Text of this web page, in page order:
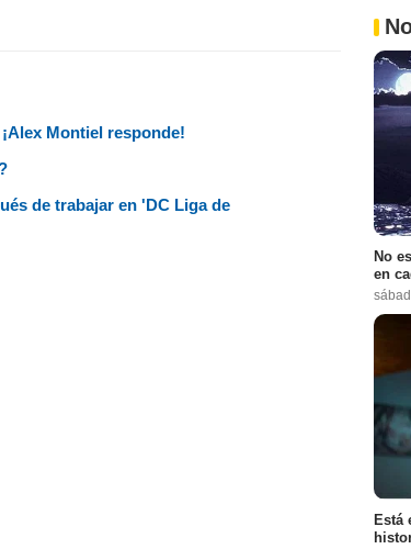
Montiel responde!
de trabajar en 'DC Liga de
No
en
Está